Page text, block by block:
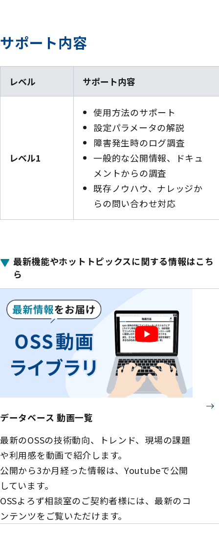
サポート内容
レベル サポート内容
レベル1
使用方法のサポート
設定パラメータの解説
障害発生時のログ調査
一般的な公開情報、ドキュ
メントからの調査
既存ノウハウ、ナレッジか
らの問い合わせ対応
最新機能やホットトピックスに関する情報はこち
ら
データベース 動画一覧
最新のOSSの技術動向、トレンド、現場の課題
や利用感を動画で紹介します。
公開から3か月経った情報は、Youtubeで公開
しています。
OSSよろず相談室のご契約者様には、最新のコ
ンテンツをご覧いただけます。